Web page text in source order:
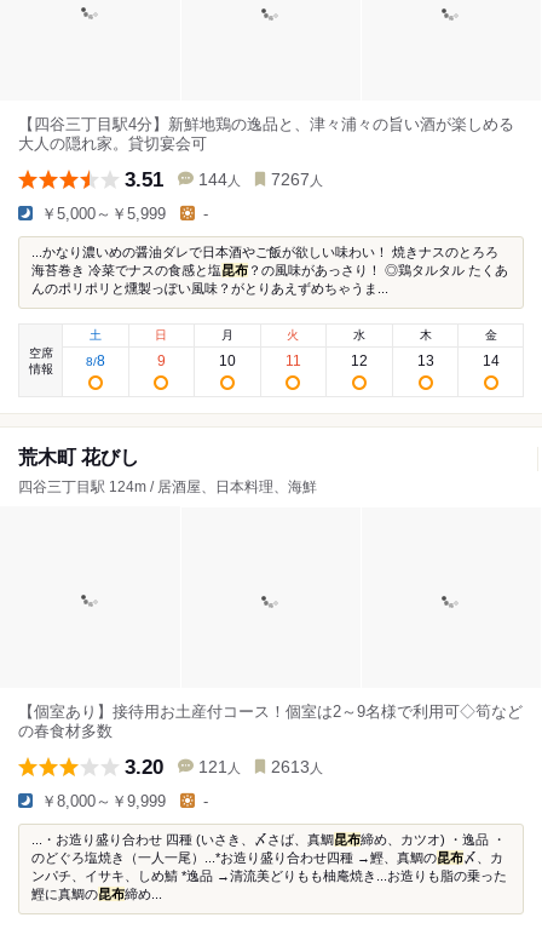
【四谷三丁目駅4分】新鮮地鶏の逸品と、津々浦々の旨い酒が楽しめる
大人の隠れ家。貸切宴会可
3.51 144 人 7267 人
￥5,000～￥5,999 -
...かなり濃いめの醤油ダレで日本酒やご飯が欲しい味わい！ 焼きナスのとろろ
海苔巻き 冷菜でナスの食感と塩昆布 ？の風味があっさり！ ◎鶏タルタル たくあ
んのポリポリと燻製っぽい風味？がとりあえずめちゃうま...
空席
情報
土
8/8
日
9
月
10
火
11
水
12
木
13
金
14
荒木町 花びし
四谷三丁目駅 124m / 居酒屋、日本料理、海鮮
【個室あり】接待用お土産付コース！個室は2～9名様で利用可◇筍など
の春食材多数
3.20 121 人 2613 人
￥8,000～￥9,999 -
...・お造り盛り合わせ 四種 (いさき、〆さば、真鯛昆布締め、カツオ) ・逸品 ・
のどぐろ塩焼き（一人一尾）...*お造り盛り合わせ四種 →鰹、真鯛の昆布〆、カ
ンパチ、イサキ、しめ鯖 *逸品 →清流美どりもも柚庵焼き...お造りも脂の乗った
鰹に真鯛の昆布締め...